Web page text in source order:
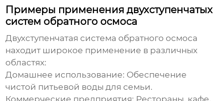
Примеры применения двухступенчатых
систем обратного осмоса
Двухступенчатая система обратного осмоса
находит широкое применение в различных
областях:
Домашнее использование: Обеспечение
чистой питьевой воды для семьи.